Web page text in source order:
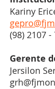
Kariny
(98) 2107 -
Gerente
Jersilon